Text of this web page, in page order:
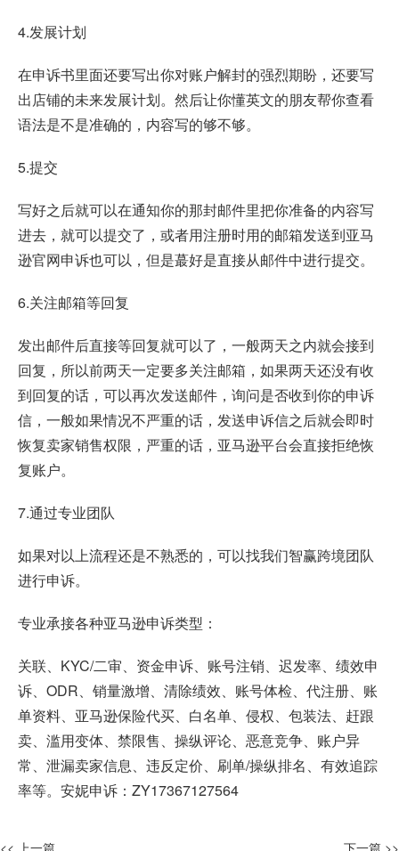
4.发展计划
在申诉书里面还要写出你对账户解封的强烈期盼，还要写
出店铺的未来发展计划。然后让你懂英文的朋友帮你查看
语法是不是准确的，内容写的够不够。
5.提交
写好之后就可以在通知你的那封邮件里把你准备的内容写
进去，就可以提交了，或者用注册时用的邮箱发送到亚马
逊官网申诉也可以，但是蕞好是直接从邮件中进行提交。
6.关注邮箱等回复
发出邮件后直接等回复就可以了，一般两天之内就会接到
回复，所以前两天一定要多关注邮箱，如果两天还没有收
到回复的话，可以再次发送邮件，询问是否收到你的申诉
信，一般如果情况不严重的话，发送申诉信之后就会即时
恢复卖家销售权限，严重的话，亚马逊平台会直接拒绝恢
复账户。
7.通过专业团队
如果对以上流程还是不熟悉的，可以找我们智赢跨境团队
进行申诉。
专业承接各种亚马逊申诉类型：
关联、KYC/二审、资金申诉、账号注销、迟发率、绩效申
诉、ODR、销量激增、清除绩效、账号体检、代注册、账
单资料、亚马逊保险代买、白名单、侵权、包装法、赶跟
卖、滥用变体、禁限售、操纵评论、恶意竞争、账户异
常、泄漏卖家信息、违反定价、刷单/操纵排名、有效追踪
率等。安妮申诉：ZY17367127564
<< 上一篇 下一篇 >>